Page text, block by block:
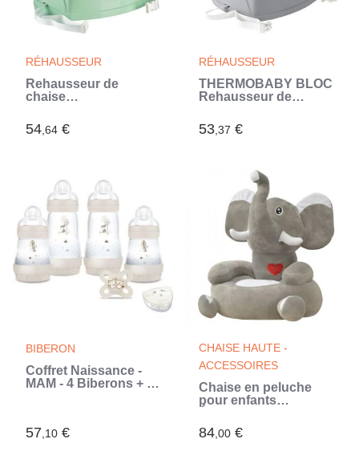
RÉHAUSSEUR
Rehausseur de
chaise
de 6 a 36 mois -
Harnais de sécurité 3
54,64 €
RÉHAUSSEUR
THERMOBABY BLOC
Rehausseur de
Charme (Gris)
53,37 €
BIBERON
Coffret Naissance -
MAM - 4 Biberons + 1
57,10 €
CHAISE HAUTE -
ACCESSOIRES
Chaise en peluche
pour enfants
84,00 €